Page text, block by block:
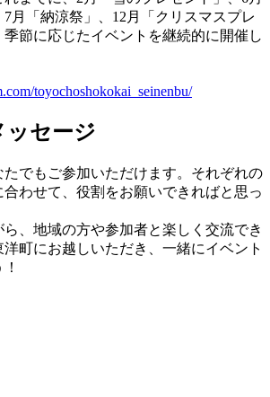
7月「納涼祭」、12月「クリスマスプレ
節に応じたイベントを継続的に開催し
toyochoshokokai_seinenbu/
ッセージ
でもご参加いただけます。それぞれの
わせて、役割をお願いできればと思っ
、地域の方や参加者と楽しく交流でき
町にお越しいただき、一緒にイベント